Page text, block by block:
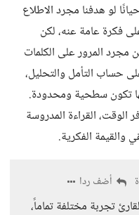
لو هدفنا مجرد الاطلاع
فكرة عامة عنه، لكن
مجرد المرور على الكلمات
حساب التأمل والتحليل،
تكون سطحية ومحدودة.
الوقت، القراءة المدروسة
والقيمة الفكرية.
أضف ردا
تجربة مختلفة تماماً،